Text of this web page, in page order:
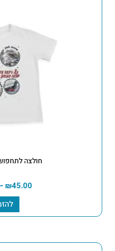
חולצה
₪45.00